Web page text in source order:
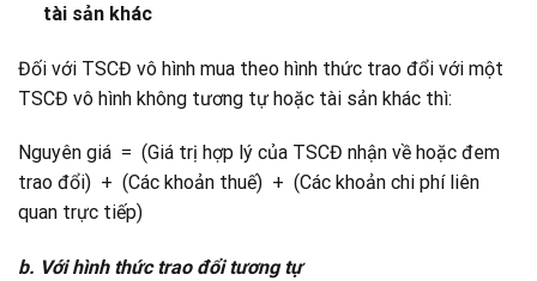
tài sản khác
Đối với TSCĐ vô hình mua theo hình thức trao đổi với một
TSCĐ vô hình không tương tự hoặc tài sản khác thì:
Nguyên giá = (Giá trị hợp lý của TSCĐ nhận về hoặc đem
trao đổi) + (Các khoản thuế) + (Các khoản chi phí liên
quan trực tiếp)
b. Với hình thức trao đổi tương tự